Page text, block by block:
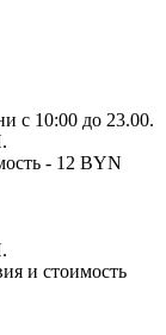
с 10:00 до 23.00.
- 12 BYN
и стоимость